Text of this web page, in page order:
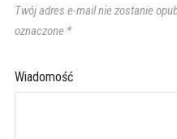
Twój adres e-mail nie zostanie
oznaczone *
Wiadomość